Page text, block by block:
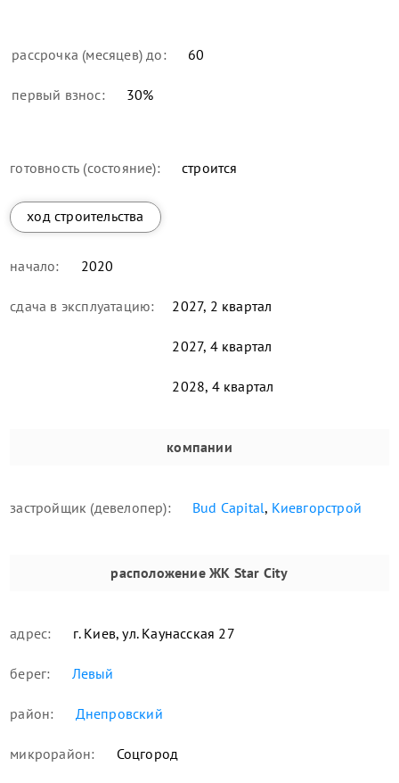
рассрочка (месяцев) до: 60
первый взнос: 30%
готовность (состояние): строится
ход строительства
начало: 2020
сдача в эксплуатацию: 2027, 2 квартал
2027, 4 квартал
2028, 4 квартал
компании
застройщик (девелопер): Bud Capital, Киевгорстрой
расположениеЖК Star City
адрес: г. Киев, ул. Каунасская 27
берег: Левый
район: Днепровский
микрорайон: Соцгород